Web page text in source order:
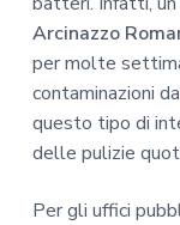
Arcinazzo
per molte
contaminazioni
questo tipo di
delle pulizie
Per gli uffici